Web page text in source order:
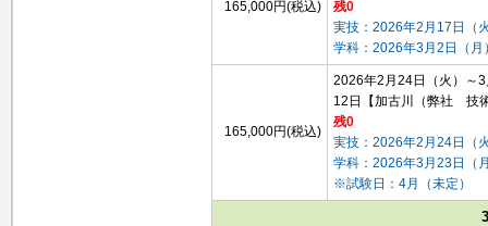
165,000円(税込)
残0
実技：2026年2月17日（
学科：2026年3月2日（月
165,000円(税込)
2026年2月24日（火）～
12日
【加古川（弊社 技
残0
実技：2026年2月24日（
学科：2026年3月23日（
※試験日：4月（未定）